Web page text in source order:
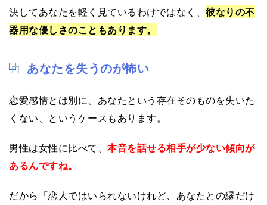
決してあなたを軽く見ているわけではなく、 彼なりの不
器用な優しさのこともあります。
あなたを失うのが怖い
恋愛感情とは別に、あなたという存在そのものを失いた
くない、というケースもあります。
男性は女性に比べて、 本音を話せる相手が少ない傾向が
あるんですね。
だから「恋人ではいられないけれど、あなたとの縁だけ